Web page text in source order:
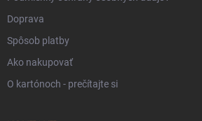
Doprava
Spôsob platby
Ako nakupovať
O kartónoch - prečítajte si